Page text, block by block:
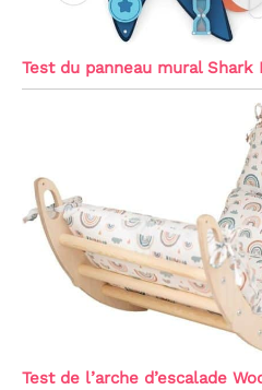
Test du panneau mural Shark
Test de l’arche d’escalade